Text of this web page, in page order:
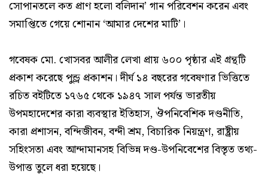
সোপানতলে কত প্রাণ হলো বলিদান’ গান পরিবেশন করেন এবং
সমাপ্তিতে গেয়ে শোনান ‘আমার দেশের মাটি’।
গবেষক মো. খোসবর আলীর লেখা প্রায় ৬০০ পৃষ্ঠার এই গ্রন্থটি
প্রকাশ করেছে পুন্ড্র প্রকাশন। দীর্ঘ ১৪ বছরের গবেষণার ভিত্তিতে
রচিত বইটিতে ১৭৬৫ থেকে ১৯৪৭ সাল পর্যন্ত ভারতীয়
উপমহাদেশের কারা ব্যবস্থার ইতিহাস, ঔপনিবেশিক দণ্ডনীতি,
কারা প্রশাসন, বন্দিজীবন, বন্দী শ্রম, বিচারিক নিয়ন্ত্রণ, রাষ্ট্রীয়
সহিংসতা এবং আন্দামানসহ বিভিন্ন দণ্ড-উপনিবেশের বিস্তৃত তথ্য-
উপাত্ত তুলে ধরা হয়েছে।